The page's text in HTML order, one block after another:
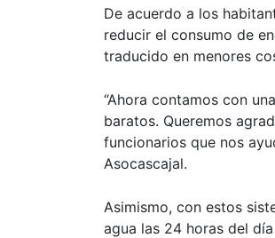
De acuerdo a los
reducir el consumo de
traducido en menores
“Ahora contamos con
baratos. Queremos
funcionarios que nos
Asocascajal.
Asimismo, con estos
agua las 24 horas del